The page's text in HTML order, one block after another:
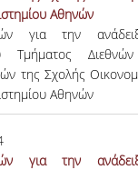
Αθηνών
για την
Τμήματος
της Σχολής
Αθηνών
για την